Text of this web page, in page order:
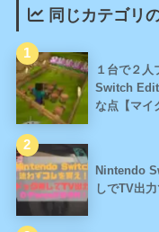
同じカテゴリ
１台で２
Switch
な点【マイ
Nintendo
しでTV出